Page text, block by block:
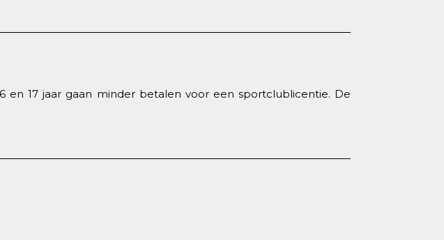
en 17 jaar gaan minder betalen voor een sportclublicentie. De